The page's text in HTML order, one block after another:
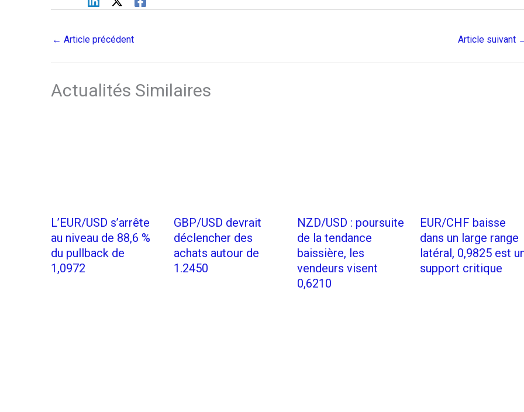
← Article précédent Article suivant
Actualités Similaires
L’EUR/USD s’arrête
au niveau de 88,6 %
du pullback de
1,0972
GBP/USD devrait
déclencher des
achats autour de
1.2450
NZD/USD : poursuite
de la tendance
baissière, les
vendeurs visent
0,6210
EUR/CHF baisse
dans un large range
latéral, 0,9825 est
support critique